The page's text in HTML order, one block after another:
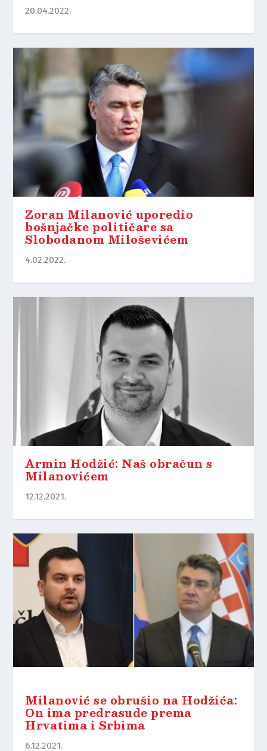
20.04.2022.
Zoran Milanović uporedio
bošnjačke političare sa
Slobodanom Miloševićem
4.02.2022.
Armin Hodžić: Naš obračun s
Milanovićem
12.12.2021.
Milanović se obrušio na Hodžića:
On ima predrasude prema
Hrvatima i Srbima
6.12.2021.